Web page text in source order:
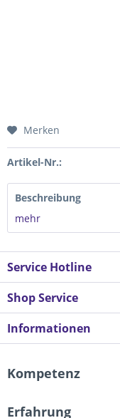
Merken
Artikel-Nr.:
Beschreibung
mehr
Service Hotline
Shop Service
Informationen
Kompetenz
Erfahrung